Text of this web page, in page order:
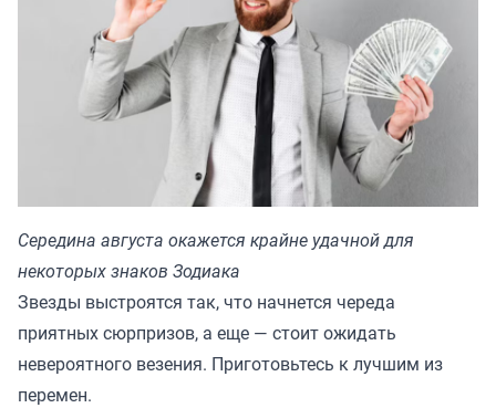
Середина августа окажется крайне удачной для
некоторых знаков Зодиака
Звезды выстроятся так, что начнется череда
приятных сюрпризов, а еще — стоит ожидать
невероятного везения. Приготовьтесь к лучшим из
перемен.